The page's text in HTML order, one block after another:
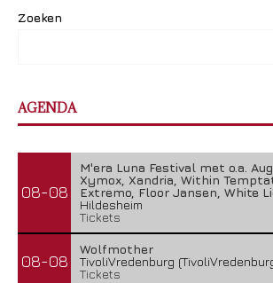
Zoeken
AGENDA
08-08
M'era Luna Festival met o.a.
Xymox, Xandria, Within
Extremo, Floor Jansen, White
Hildesheim
Tickets
08-08
Wolfmother
TivoliVredenburg
Tickets